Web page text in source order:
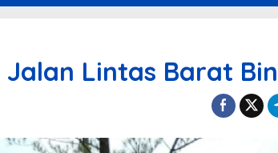
Jalan Lintas Barat